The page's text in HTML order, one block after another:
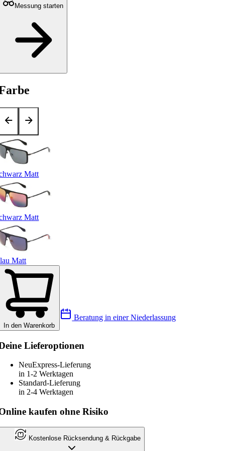
Messung starten
Matt
Matt
Matt
In den Warenkorb
Beratung in einer Niederlassung
Lieferoptionen
NeuExpress-Lieferung
in 1-2 Werktagen
Standard-Lieferung
in 2-4 Werktagen
kaufen ohne Risiko
Kostenlose Rücksendung & Rückgabe